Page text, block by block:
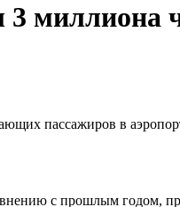
миллиона
пассажиров в
с прошлым годом,